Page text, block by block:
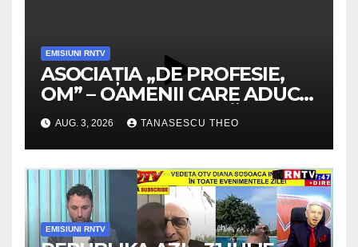
EMISIUNI RNTV
ASOCIAȚIA „DE PROFESIE,
OM” – OAMENII CARE ADUC
VALOARE COMUNITĂȚII /
SECRETELE SUCCESULUI
/VIDEO
AUG. 3, 2026 TANASESCU THEO
EMISIUNI RNTV